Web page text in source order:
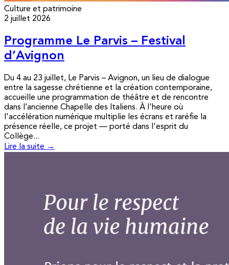
Culture et patrimoine
2 juillet 2026
Programme Le Parvis – Festival
d’Avignon
Du 4 au 23 juillet, Le Parvis – Avignon, un lieu de dialogue
entre la sagesse chrétienne et la création contemporaine,
accueille une programmation de théâtre et de rencontre
dans l’ancienne Chapelle des Italiens. À l'heure où
l'accélération numérique multiplie les écrans et raréfie la
présence réelle, ce projet — porté dans l'esprit du
Collège...
Lire la suite →